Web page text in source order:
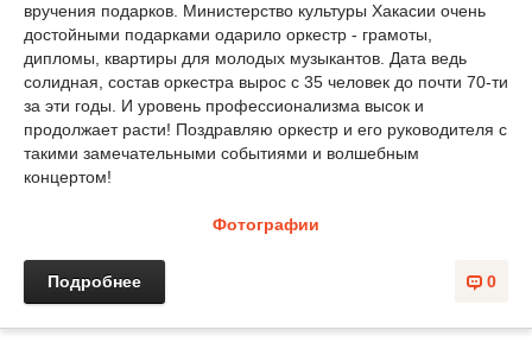
вручения подарков. Министерство культуры Хакасии очень
достойными подарками одарило оркестр - грамоты,
дипломы, квартиры для молодых музыкантов. Дата ведь
солидная, состав оркестра вырос с 35 человек до почти 70-ти
за эти годы. И уровень профессионализма высок и
продолжает расти! Поздравляю оркестр и его руководителя с
такими замечательными событиями и волшебным
концертом!
Фотографии
0
Подробнее